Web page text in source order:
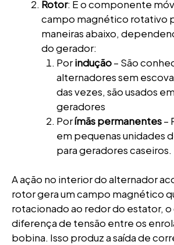
Rotor: É o componente
campo magnético rotativo
maneiras abaixo,
do gerador:
Porindução– São
alternadores sem
das vezes, são usados
geradores
Porímãs permanentes–
em pequenas unidades
para geradores caseiros.
A ação no interior do alternador
rotor gera um campo magnético
rotacionado ao redor do estator, o
diferença de tensão entre os
bobina. Isso produz a saída de